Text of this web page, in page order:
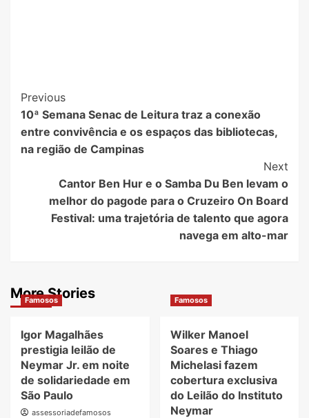
Post
Navigation
Previous
10ª Semana Senac de Leitura traz a conexão
entre convivência e os espaços das bibliotecas,
na região de Campinas
Next
Cantor Ben Hur e o Samba Du Ben levam o
melhor do pagode para o Cruzeiro On Board
Festival: uma trajetória de talento que agora
navega em alto-mar
More Stories
Famosos
Igor Magalhães
prestigia leilão de
Neymar Jr. em noite
de solidariedade em
São Paulo
assessoriadefamosos
Famosos
Wilker Manoel
Soares e Thiago
Michelasi fazem
cobertura exclusiva
do Leilão do Instituto
Neymar